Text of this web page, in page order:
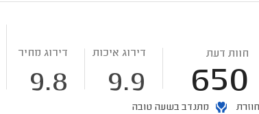
חוות דעת
650
דירוג איכות
9.9
דירוג מחיר
9.8
מתנדב בשעה טובה